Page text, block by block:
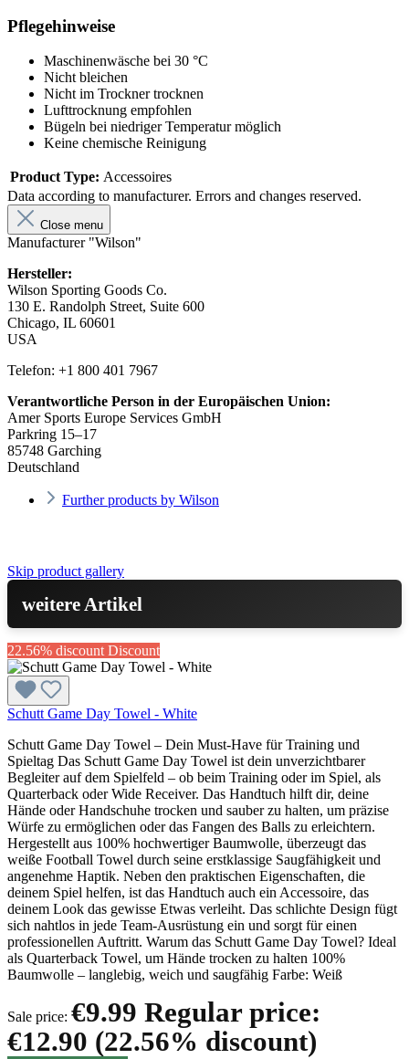
Pflegehinweise
Maschinenwäsche bei 30 °C
Nicht bleichen
Nicht im Trockner trocknen
Lufttrocknung empfohlen
Bügeln bei niedriger Temperatur möglich
Keine chemische Reinigung
Product Type: Accessoires
Data according to manufacturer. Errors and changes reserved.
Close menu
Manufacturer "Wilson"
Hersteller:
Wilson Sporting Goods Co.
130 E. Randolph Street, Suite 600
Chicago, IL 60601
USA
Telefon: +1 800 401 7967
Verantwortliche Person in der Europäischen Union:
Amer Sports Europe Services GmbH
Parkring 15–17
85748 Garching
Deutschland
Further products by Wilson
Skip product gallery
weitere Artikel
22.56% discount Discount
Schutt Game Day Towel - White
Schutt Game Day Towel – Dein Must-Have für Training und
Spieltag Das Schutt Game Day Towel ist dein unverzichtbarer
Begleiter auf dem Spielfeld – ob beim Training oder im Spiel, als
Quarterback oder Wide Receiver. Das Handtuch hilft dir, deine
Hände oder Handschuhe trocken und sauber zu halten, um präzise
Würfe zu ermöglichen oder das Fangen des Balls zu erleichtern.
Hergestellt aus 100% hochwertiger Baumwolle, überzeugt das
weiße Football Towel durch seine erstklassige Saugfähigkeit und
angenehme Haptik. Neben den praktischen Eigenschaften, die
deinem Spiel helfen, ist das Handtuch auch ein Accessoire, das
deinem Look das gewisse Etwas verleiht. Das schlichte Design fügt
sich nahtlos in jede Team-Ausrüstung ein und sorgt für einen
professionellen Auftritt. Warum das Schutt Game Day Towel? Ideal
als Quarterback Towel, um Hände trocken zu halten 100%
Baumwolle – langlebig, weich und saugfähig Farbe: Weiß
Sale price: €9.99 Regular price:
€12.90 (22.56% discount)